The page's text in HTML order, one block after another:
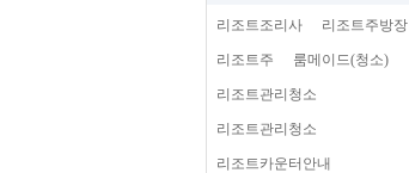
리조트조리사 리조트주방장
리조트주 룸메이드(청소)
리조트관리청소
리조트관리청소
리조트카운터안내